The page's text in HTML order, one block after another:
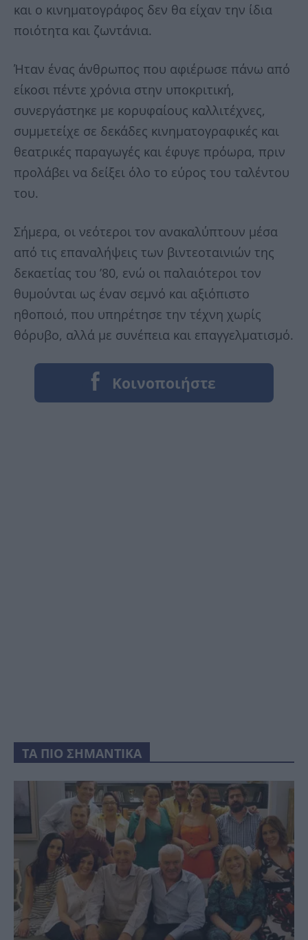
και ο κινηματογράφος δεν θα είχαν την ίδια
ποιότητα και ζωντάνια.
Ήταν ένας άνθρωπος που αφιέρωσε πάνω από
είκοσι πέντε χρόνια στην υποκριτική,
συνεργάστηκε με κορυφαίους καλλιτέχνες,
συμμετείχε σε δεκάδες κινηματογραφικές και
θεατρικές παραγωγές και έφυγε πρόωρα, πριν
προλάβει να δείξει όλο το εύρος του ταλέντου
του.
Σήμερα, οι νεότεροι τον ανακαλύπτουν μέσα
από τις επαναλήψεις των βιντεοταινιών της
δεκαετίας του ’80, ενώ οι παλαιότεροι τον
θυμούνται ως έναν σεμνό και αξιόπιστο
ηθοποιό, που υπηρέτησε την τέχνη χωρίς
θόρυβο, αλλά με συνέπεια και επαγγελματισμό.
ΤΑ ΠΙΟ ΣΗΜΑΝΤΙΚΑ